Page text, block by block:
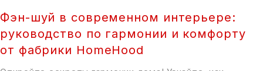
Фэн-шуй в современном интерьере:
руководство по гармонии и комфорту
от фабрики HomeHood